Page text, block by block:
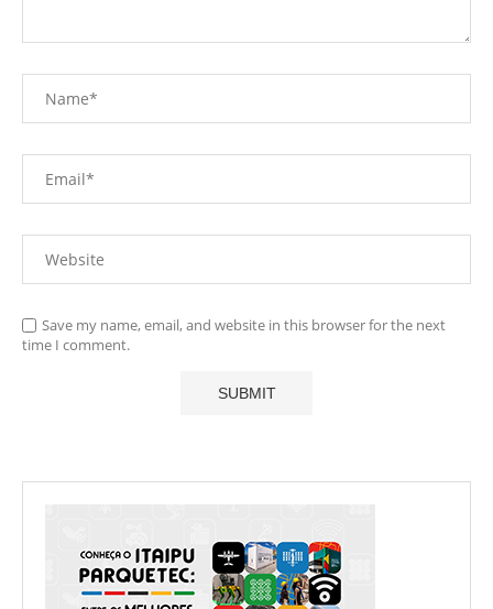
Save my name, email, and website in this browser for the next
time I comment.